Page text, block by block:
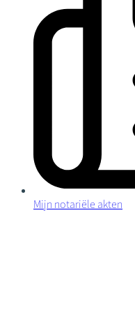
Mijn notariële akten